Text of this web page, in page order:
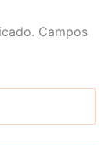
Campos